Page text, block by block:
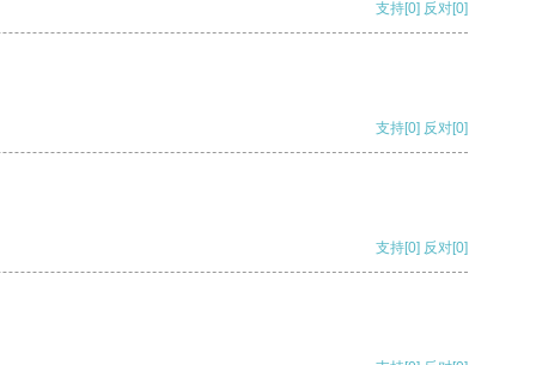
支持[0] 反对[0]
支持[0] 反对[0]
支持[0] 反对[0]